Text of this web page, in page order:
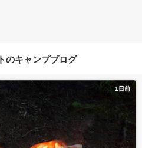
のキャンプブログ
1日前